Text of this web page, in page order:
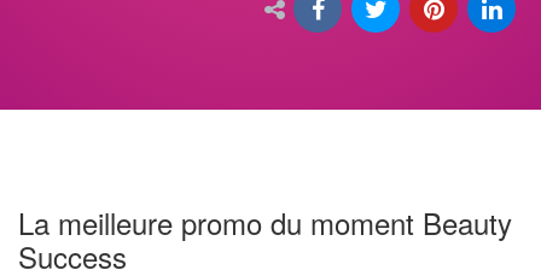
La meilleure promo du moment Beauty
Success